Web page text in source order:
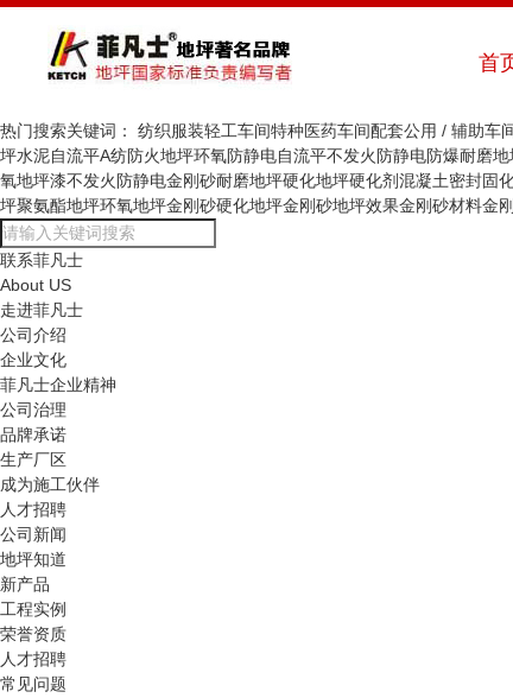
首
热门搜索关键词： 纺织服装轻工车间特种医药车间配套公用 / 辅助车
坪水泥自流平A纺防火地坪环氧防静电自流平不发火防静电防爆耐磨地
氧地坪漆不发火防静电金刚砂耐磨地坪硬化地坪硬化剂混凝土密封固
坪聚氨酯地坪环氧地坪金刚砂硬化地坪金刚砂地坪效果金刚砂材料金
联系菲凡士
About US
走进菲凡士
公司介绍
企业文化
菲凡士企业精神
公司治理
品牌承诺
生产厂区
成为施工伙伴
人才招聘
公司新闻
地坪知道
新产品
工程实例
荣誉资质
人才招聘
常见问题